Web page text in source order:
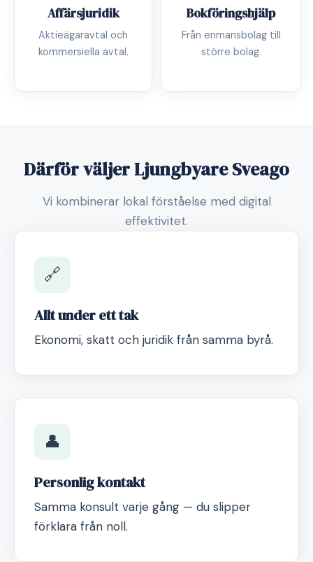
Affärsjuridik
Aktieägaravtal och
kommersiella avtal.
Bokföringshjälp
Från enmansbolag till
större bolag.
Därför väljer Ljungbyare Sveago
Vi kombinerar lokal förståelse med digital
effektivitet.
🔗
Allt under ett tak
Ekonomi, skatt och juridik från samma byrå.
👤
Personlig kontakt
Samma konsult varje gång — du slipper
förklara från noll.